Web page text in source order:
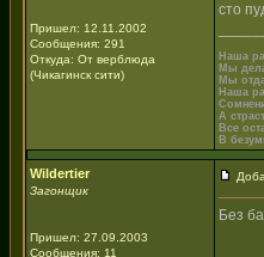
Пришел: 12.11.2002
Сообщения: 291
Откуда: От верблюда
(Чикагинск сити)
сто
Наша
Мы
Мы
Наша
А
Все
В
Wildertier
Загонщик
Пришел: 27.09.2003
Сообщения: 11
Без